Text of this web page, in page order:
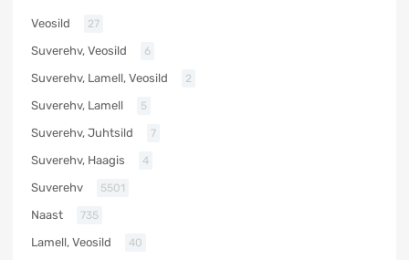
Veosild 27
Suverehv, Veosild 6
Suverehv, Lamell, Veosild 2
Suverehv, Lamell 5
Suverehv, Juhtsild 7
Suverehv, Haagis 4
Suverehv 5501
Naast 735
Lamell, Veosild 40